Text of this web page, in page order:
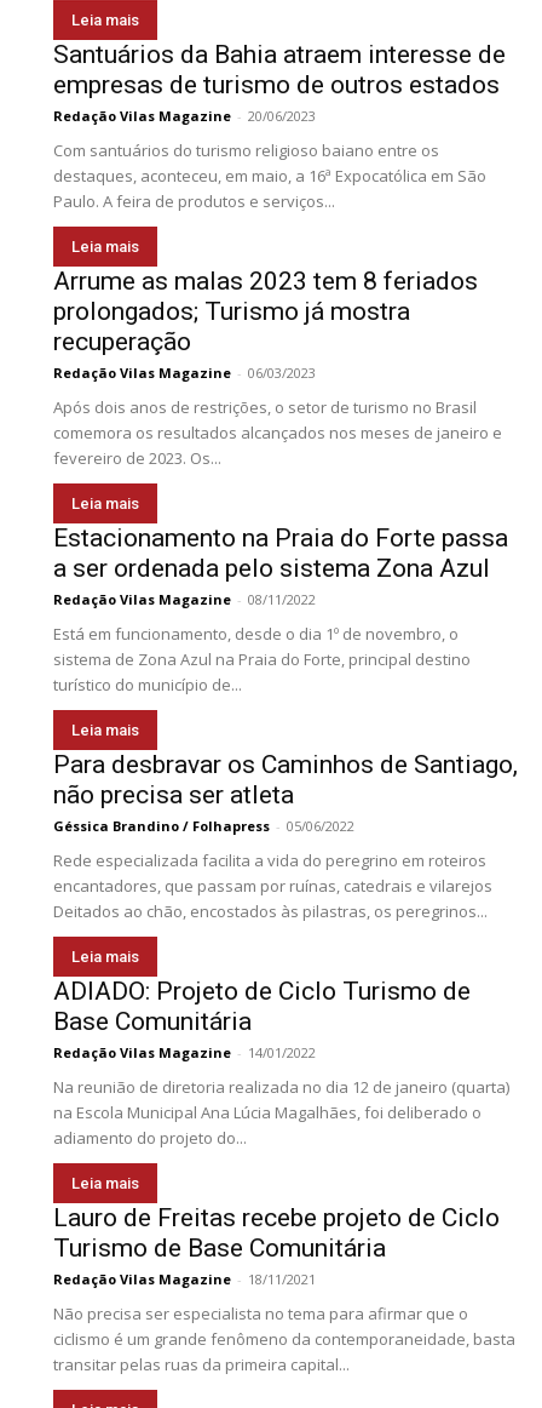
Leia mais
Santuários da Bahia atraem interesse de
empresas de turismo de outros estados
Redação Vilas Magazine - 20/06/2023
Com santuários do turismo religioso baiano entre os
destaques, aconteceu, em maio, a 16ª Expocatólica em São
Paulo. A feira de produtos e serviços...
Leia mais
Arrume as malas 2023 tem 8 feriados
prolongados; Turismo já mostra
recuperação
Redação Vilas Magazine - 06/03/2023
Após dois anos de restrições, o setor de turismo no Brasil
comemora os resultados alcançados nos meses de janeiro e
fevereiro de 2023. Os...
Leia mais
Estacionamento na Praia do Forte passa
a ser ordenada pelo sistema Zona Azul
Redação Vilas Magazine - 08/11/2022
Está em funcionamento, desde o dia 1º de novembro, o
sistema de Zona Azul na Praia do Forte, principal destino
turístico do município de...
Leia mais
Para desbravar os Caminhos de Santiago,
não precisa ser atleta
Géssica Brandino / Folhapress - 05/06/2022
Rede especializada facilita a vida do peregrino em roteiros
encantadores, que passam por ruínas, catedrais e vilarejos
Deitados ao chão, encostados às pilastras, os peregrinos...
Leia mais
ADIADO: Projeto de Ciclo Turismo de
Base Comunitária
Redação Vilas Magazine - 14/01/2022
Na reunião de diretoria realizada no dia 12 de janeiro (quarta)
na Escola Municipal Ana Lúcia Magalhães, foi deliberado o
adiamento do projeto do...
Leia mais
Lauro de Freitas recebe projeto de Ciclo
Turismo de Base Comunitária
Redação Vilas Magazine - 18/11/2021
Não precisa ser especialista no tema para afirmar que o
ciclismo é um grande fenômeno da contemporaneidade, basta
transitar pelas ruas da primeira capital...